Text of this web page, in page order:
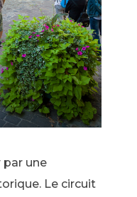
une
Le circuit